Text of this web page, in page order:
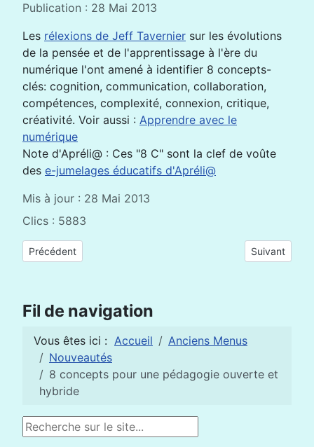
Publication : 28 Mai 2013
Les rélexions de Jeff Tavernier sur les évolutions
de la pensée et de l'apprentissage à l'ère du
numérique l'ont amené à identifier 8 concepts-
clés: cognition, communication, collaboration,
compétences, complexité, connexion, critique,
créativité. Voir aussi : Apprendre avec le
numérique
Note d'Apréli@ : Ces "8 C" sont la clef de voûte
des e-jumelages éducatifs d'Apréli@
Mis à jour : 28 Mai 2013
Clics : 5883
Article précédent : Framindmap : un outil libre pour créer des
Précédent Article
Suivant
Fil de navigation
Vous êtes ici : Accueil
Anciens Menus
Nouveautés
8 concepts pour une pédagogie ouverte et
hybride
Rechercher